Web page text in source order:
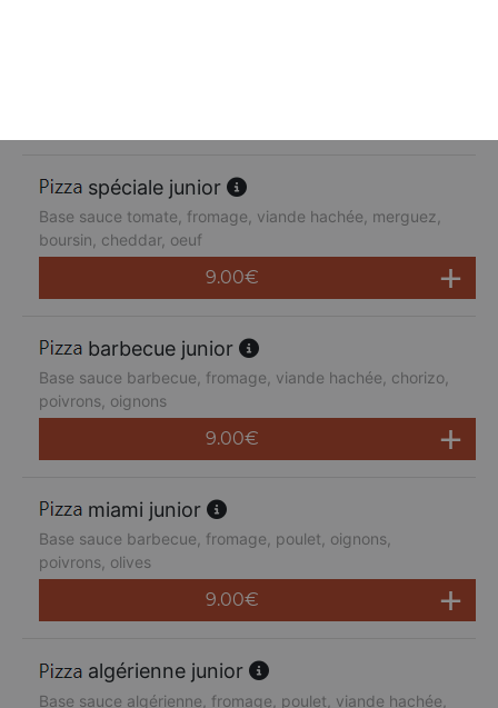
spéciale junior
Base sauce tomate, fromage, viande hachée, merguez,
boursin, cheddar, oeuf
9.00€
barbecue junior
Base sauce barbecue, fromage, viande hachée, chorizo,
poivrons, oignons
9.00€
miami junior
Base sauce barbecue, fromage, poulet, oignons,
poivrons, olives
9.00€
algérienne junior
Base sauce algérienne, fromage, poulet, viande hachée,